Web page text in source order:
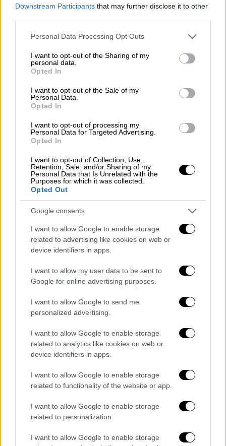
Downstream Participants that may further disclose it to other
Please note that this website/app uses one or more Google
not limited to your visit or usage behaviour. You may click to
grant or deny consent to Google and its third-party tags to
use your data for below specified purposes in below Google
consent section.
Personal Data Processing Opt Outs
I want to opt-out of the Sharing of my
personal data.
Opted In
I want to opt-out of the Sale of my
Personal Data.
Opted In
I want to opt-out of processing my
Personal Data for Targeted Advertising.
Opted In
I want to opt-out of Collection, Use,
Retention, Sale, and/or Sharing of my
Personal Data that Is Unrelated with the
Purposes for which it was collected.
Opted Out
Google consents
I want to allow Google to enable storage
related to advertising like cookies on web or
device identifiers in apps.
I want to allow my user data to be sent to
Google for online advertising purposes.
I want to allow Google to send me
personalized advertising.
I want to allow Google to enable storage
related to analytics like cookies on web or
device identifiers in apps.
I want to allow Google to enable storage
related to functionality of the website or app.
I want to allow Google to enable storage
related to personalization.
I want to allow Google to enable storage
Σινεμά|16.03.2026 11:20
Σημαντικές απουσίες από το «In
Memoriam» των 'Οσκαρ παρά τη
διευρημένη διάρκειά του
Το καθιερωμένο αφιέρωμα στους
εκλιπόντες καλλιτέχνες είχε πολλές
απουσίες
Σινεμά|16.03.2026 10:00